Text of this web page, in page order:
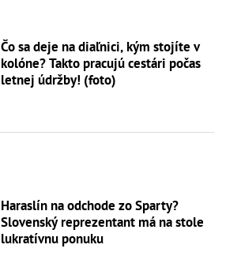
Čo sa deje na diaľnici, kým stojíte v
kolóne? Takto pracujú cestári počas
letnej údržby! (foto)
Haraslín na odchode zo Sparty?
Slovenský reprezentant má na stole
lukratívnu ponuku